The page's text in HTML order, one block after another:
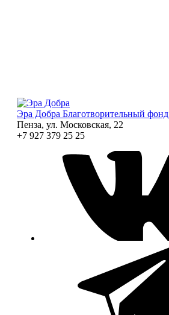
Эра Добра Благотворительный фонд
Пенза, ул. Московская, 22
+7 927 379 25 25